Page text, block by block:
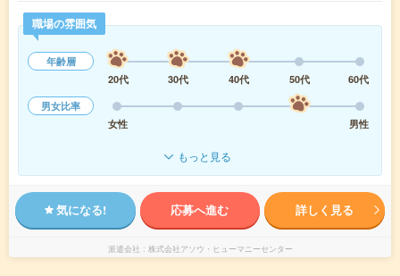
職場の雰囲気
年齢層
20代
30代 40代 50代
60代
男女比率
女性
男性
もっと見る
気になる! 応募へ進む 詳しく見る
派遣会社 株式会社アソウ・ヒューマニーセンター